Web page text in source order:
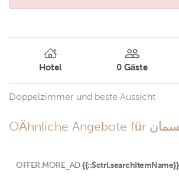
Hotel 0 Gäste
Doppelzimmer und beste Aussicht
OFFER.MORE_AD {{::$ctrl.searchItemName}}